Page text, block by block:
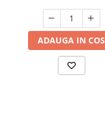
ADAUGA IN COS